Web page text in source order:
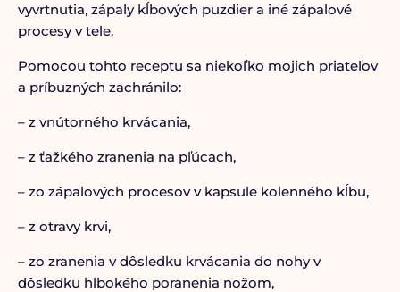
vyvrtnutia, zápaly kĺbových puzdier a iné zápalové
procesy v tele.
Pomocou tohto receptu sa niekoľko mojich priateľov
a príbuzných zachránilo:
– z vnútorného krvácania,
– z ťažkého zranenia na pľúcach,
– zo zápalových procesov v kapsule kolenného kĺbu,
– z otravy krvi,
– zo zranenia v dôsledku krvácania do nohy v
dôsledku hlbokého poranenia nožom,